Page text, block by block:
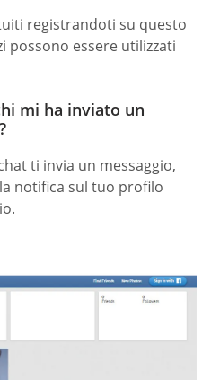
registrandoti su questo
possono essere utilizzati
mi ha inviato un
ti invia un messaggio,
notifica sul tuo profilo